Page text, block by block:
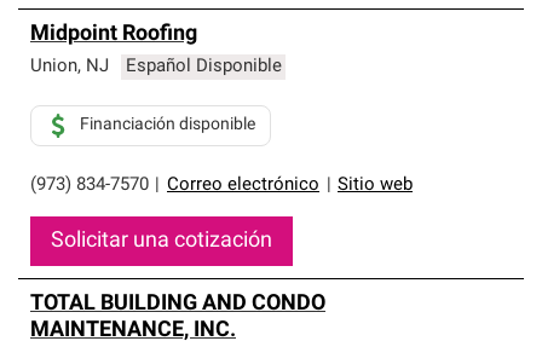
Midpoint Roofing
Union, NJ Español Disponible
(973) 834-7570 Correo electrónico Sitio web
Financiación disponible
Solicitar una cotización
TOTAL BUILDING AND CONDO
MAINTENANCE, INC.